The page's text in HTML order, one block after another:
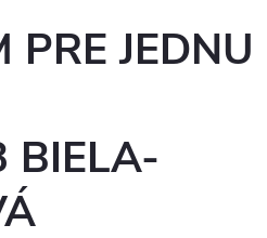
PRE JEDNU
BIELA-